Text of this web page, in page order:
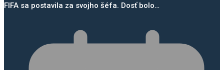
FIFA sa postavila za svojho šéfa. Dosť bolo…